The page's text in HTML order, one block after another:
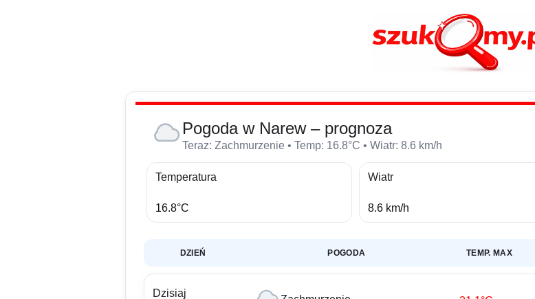
Pogoda w Narew – prognoza
Teraz: Zachmurzenie • Temp: 16.8°C • Wiatr: 8.6 km/h
Temperatura
16.8°C
Wiatr
8.6 km/h
DZIEŃ POGODA TEMP. MAX
Dzisiaj